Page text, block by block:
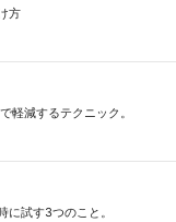
方
軽減するテクニック。
試す3つのこと。